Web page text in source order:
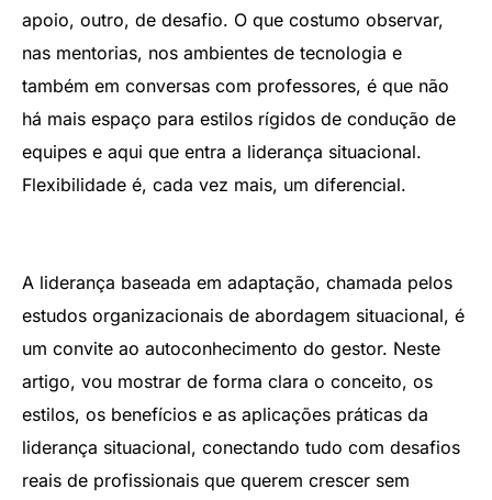
apoio, outro, de desafio. O que costumo observar,
nas mentorias, nos ambientes de tecnologia e
também em conversas com professores, é que não
há mais espaço para estilos rígidos de condução de
equipes e aqui que entra a liderança situacional.
Flexibilidade é, cada vez mais, um diferencial.
A liderança baseada em adaptação, chamada pelos
estudos organizacionais de abordagem situacional, é
um convite ao autoconhecimento do gestor. Neste
artigo, vou mostrar de forma clara o conceito, os
estilos, os benefícios e as aplicações práticas da
liderança situacional, conectando tudo com desafios
reais de profissionais que querem crescer sem